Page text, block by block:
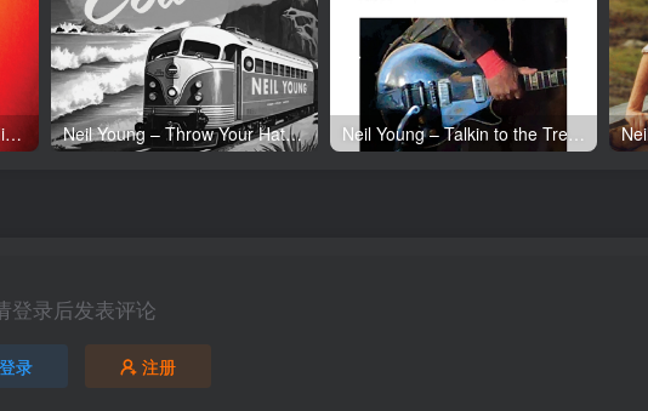
Neil Young – Tonight’s the Night (50th Anniversary)(093624835097)【24bit／192.0kHz】土耳其区 Neil Young – Throw Your Hatred Down (Live) – Single(054391239273)【24bit／96.0kHz】土耳其区 Neil Young – Talkin to the Trees(093624835004)【24bit／192.0kHz】土耳其区
登录后发表评论
登录 注册